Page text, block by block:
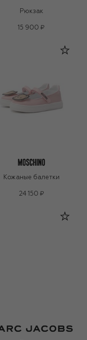
Рюкзак
15 900 ₽
Кожаные балетки
24 150 ₽